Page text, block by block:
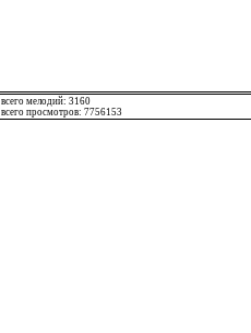
всего мелодий: 3160
всего просмотров: 7756153